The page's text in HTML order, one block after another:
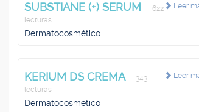
Leer
SUBSTIANE (+) SERUM
622
lecturas
Dermatocosmético
Leer
KERIUM DS CREMA
343
lecturas
Dermatocosmético